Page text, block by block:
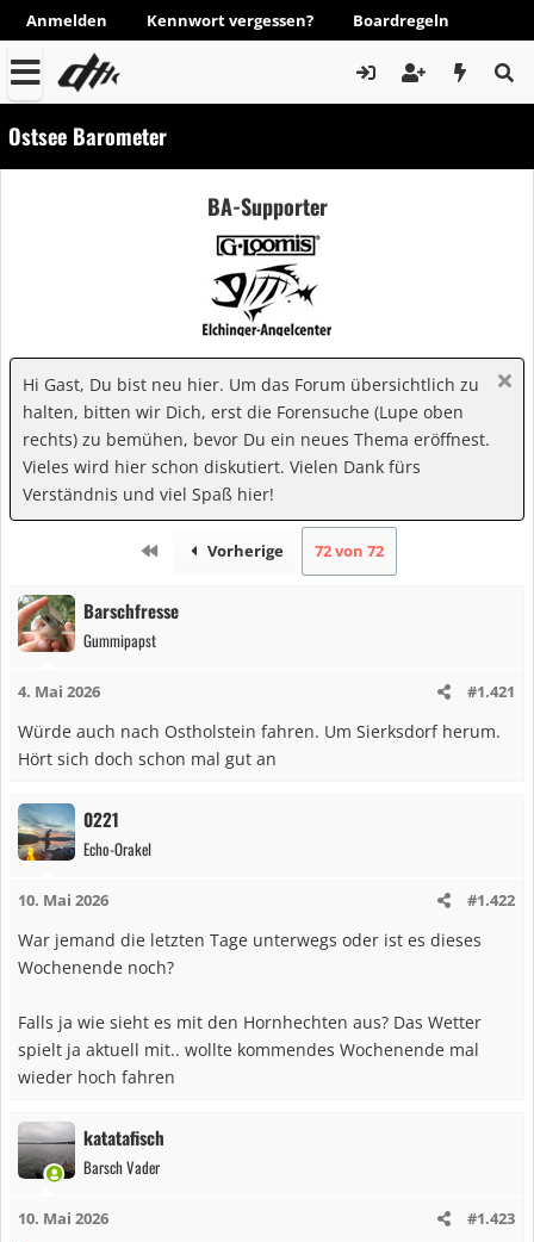
Anmelden Kennwort vergessen? Boardregeln
Ostsee Barometer
BA-Supporter
Hi Gast, Du bist neu hier. Um das Forum übersichtlich zu
halten, bitten wir Dich, erst die Forensuche (Lupe oben
rechts) zu bemühen, bevor Du ein neues Thema eröffnest.
Vieles wird hier schon diskutiert. Vielen Dank fürs
Verständnis und viel Spaß hier!
Erste Vorherige 72 von 72
Barschfresse
Gummipapst
4. Mai 2026 #1.421
Würde auch nach Ostholstein fahren. Um Sierksdorf herum.
Hört sich doch schon mal gut an
0221
Echo-Orakel
10. Mai 2026 #1.422
War jemand die letzten Tage unterwegs oder ist es dieses
Wochenende noch?
Falls ja wie sieht es mit den Hornhechten aus? Das Wetter
spielt ja aktuell mit.. wollte kommendes Wochenende mal
wieder hoch fahren
katatafisch
Barsch Vader
10. Mai 2026 #1.423